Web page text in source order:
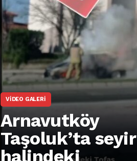
VIDEO GALERI
Arnavutköy
Taşoluk’ta seyir
halindeki